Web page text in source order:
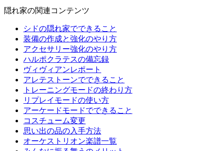
隠れ家の関連コンテンツ
シドの隠れ家でできること
装備の作成と強化のやり方
アクセサリー強化のやり方
ハルポクラテスの備忘録
ヴィヴィアンレポート
アレテストーンでできること
トレーニングモードの終わり方
リプレイモードの使い方
アーケードモードでできること
コスチューム変更
思い出の品の入手方法
オーケストリオン楽譜一覧